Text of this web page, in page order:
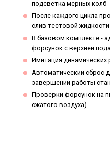
подсветка мерных колб
После каждого цикла
слив тестовой жидкости
В базовом комплекте -
форсунок с верхней
Имитация
Автоматический сброс
завершении работы
Проверки форсунок на
сжатого воздуха)